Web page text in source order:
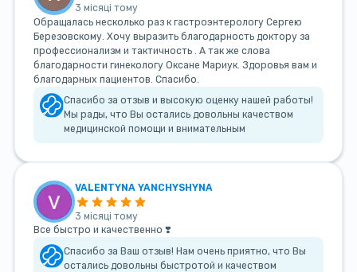
3 місяці тому
Обращалась несколько раз к гастроэнтерологу Сергею
Березовскому. Хочу выразить благодарность доктору за
профессионализм и тактичность . А так же слова
благодарности гинекологу Оксане Мариук. Здоровья вам и
благодарных пациентов. Спасибо.
Спасибо за отзыв и высокую оценку нашей работы!
Мы рады, что Вы остались довольны качеством
медицинской помощи и внимательным
VALENTYNA YANCHYSHYNA
3 місяці тому
Все быстро и качественно ❣️
Спасибо за Ваш отзыв! Нам очень приятно, что Вы
остались довольны быстротой и качеством